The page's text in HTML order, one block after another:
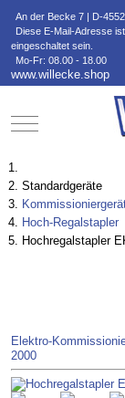
An der Becke 7 | D-
Diese E-Mail-Adresse
eingeschaltet sein.
Mo-Fr: 08.00 - 18.00
www.willecke.shop
Mobile Menu
Standardgeräte
Hoch-Regalstapler
Hochregalstapler
Elektro-
2000